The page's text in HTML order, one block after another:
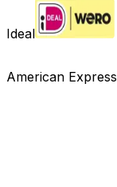
Ideal
American Express